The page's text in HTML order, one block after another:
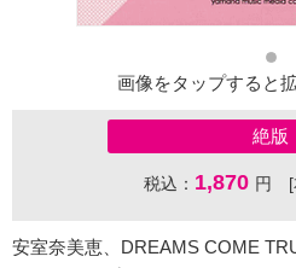
画像をタップすると
絶版
税込： 1,870 円 [
安室奈美恵、DREAMS COME